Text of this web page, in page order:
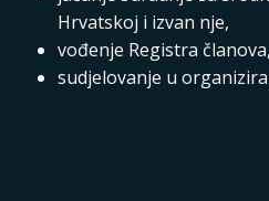
Hrvatskoj i izvan nje,
vođenje Registra članova,
sudjelovanje u